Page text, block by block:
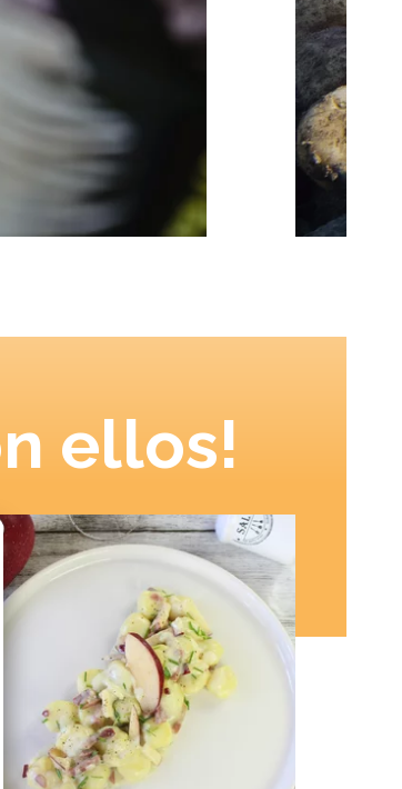
ellos!